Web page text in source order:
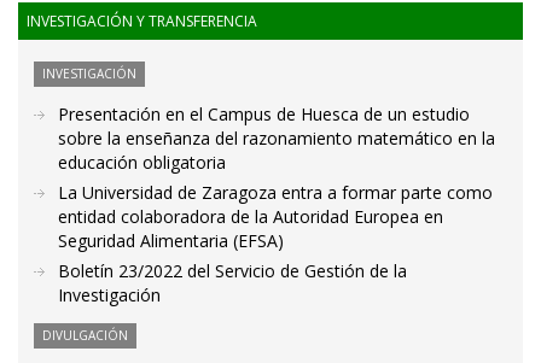
INVESTIGACIÓN Y TRANSFERENCIA
INVESTIGACIÓN
Presentación en el Campus de Huesca de un estudio
sobre la enseñanza del razonamiento matemático en la
educación obligatoria
La Universidad de Zaragoza entra a formar parte como
entidad colaboradora de la Autoridad Europea en
Seguridad Alimentaria (EFSA)
Boletín 23/2022 del Servicio de Gestión de la
Investigación
DIVULGACIÓN